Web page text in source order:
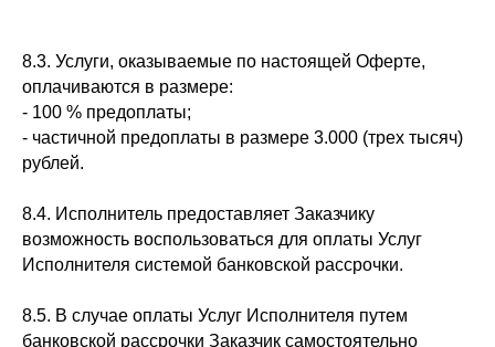
8.3. Услуги, оказываемые по настоящей Оферте,
оплачиваются в размере:
- 100 % предоплаты;
- частичной предоплаты в размере 3.000 (трех тысяч)
рублей.
8.4. Исполнитель предоставляет Заказчику
возможность воспользоваться для оплаты Услуг
Исполнителя системой банковской рассрочки.
8.5. В случае оплаты Услуг Исполнителя путем
банковской рассрочки Заказчик самостоятельно